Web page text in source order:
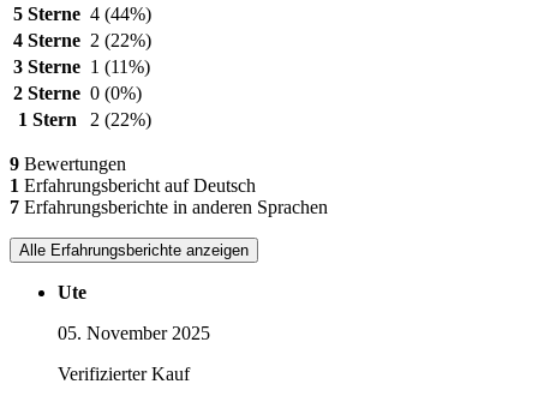
5 Sterne 4 (44%)
4 Sterne 2 (22%)
3 Sterne 1 (11%)
2 Sterne 0 (0%)
1 Stern
2 (22%)
9 Bewertungen
1 Erfahrungsbericht auf Deutsch
7 Erfahrungsberichte in anderen Sprachen
Alle Erfahrungsberichte anzeigen
Ute
05. November 2025
Verifizierter Kauf